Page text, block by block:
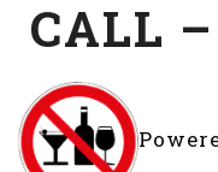
CALL